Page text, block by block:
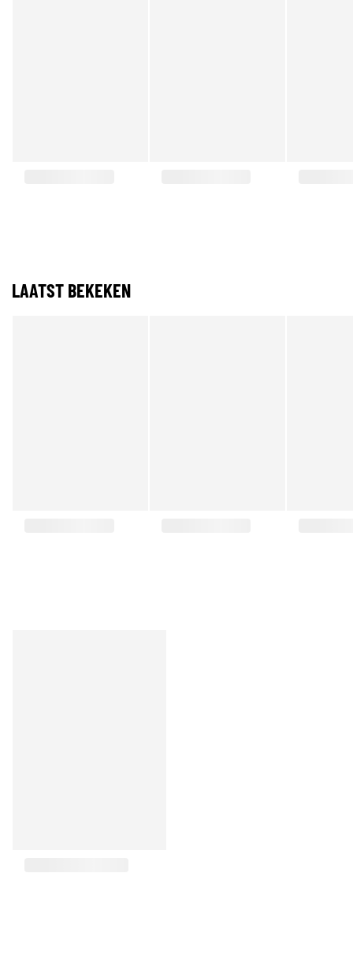
LAATST BEKEKEN